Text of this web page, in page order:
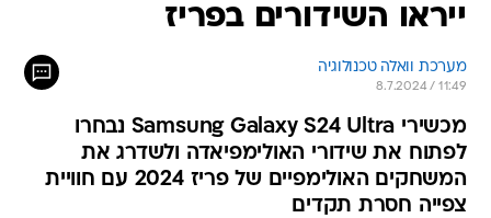
ייראו השידורים בפריז
מערכת וואלה טכנולוגיה
8.7.2024 / 11:49
מכשירי Samsung Galaxy S24 Ultra נבחרו
לפתוח את שידורי האולימפיאדה ולשדרג את
המשחקים האולימפיים של פריז 2024 עם חוויית
צפייה חסרת תקדים